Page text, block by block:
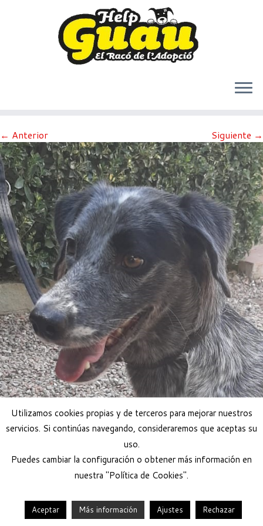
al
contenido
← Anterior Siguiente →
© 2026 Help Guau ·Funciona con · Diseñado con el Tema Customizr
Utilizamos cookies propias y de terceros para mejorar nuestros
servicios. Si continúas navegando, consideraremos que aceptas su
uso.
Puedes cambiar la configuración o obtener más información en
nuestra "Política de Cookies".
Aceptar Más información Ajustes Rechazar